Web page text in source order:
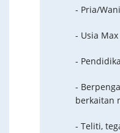
- Pria/
- Usia
-
-
berkaitan
- Teliti,